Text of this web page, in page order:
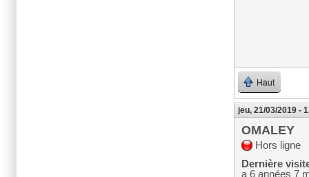
Haut
jeu, 21/03/2019 -
OMALEY
Hors ligne
Dernière
a 6 années 7